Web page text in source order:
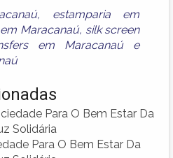
, estamparia em
Maracanaú, silk screen
em Maracanaúe
Para O Bem Estar Da
Solidária
Para O Bem Estar Da